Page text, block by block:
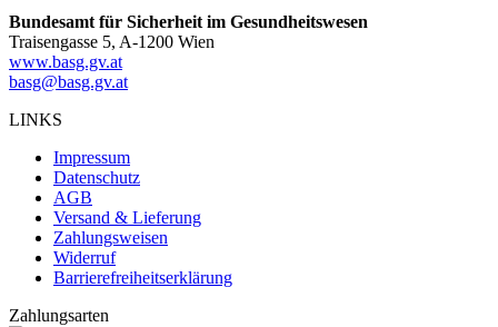
Bundesamt für Sicherheit im Gesundheitswesen
Traisengasse 5, A-1200 Wien
www.basg.gv.at
basg@basg.gv.at
LINKS
Impressum
Datenschutz
AGB
Versand & Lieferung
Zahlungsweisen
Widerruf
Barrierefreiheitserklärung
Zahlungsarten